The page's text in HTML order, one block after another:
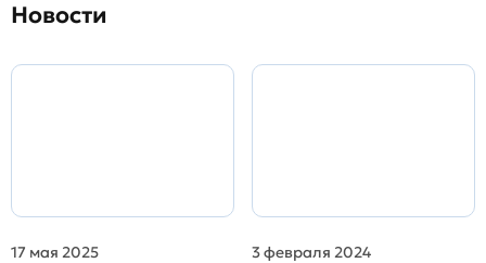
Новости
17 мая 2025
3 февраля 2024